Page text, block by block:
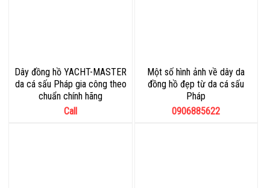
Dây đồng hồ YACHT-MASTER
da cá sấu Pháp gia công theo
chuẩn chính hãng
Call
Một số hình ảnh về dây da
đồng hồ đẹp từ da cá sấu
Pháp
0906885622